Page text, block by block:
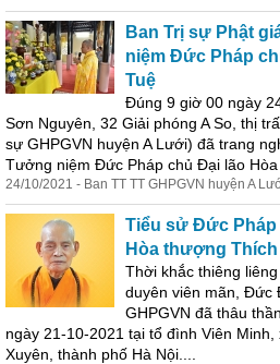
Ban Trị sự Phật
niệm Đức Pháp
Tuệ
Đúng 9 giờ 00 ngày
Sơn Nguyên, 32 Giải phóng A So, thị
sự GHPGVN huyện A Lưới) đã trang
Tưởng niệm Đức Pháp chủ Đại lão Hòa
24/10/2021 - Ban TT TT GHPGVN huyện A
Tiểu sử Đức Pháp
Hòa thượng Thích
Thời khắc thiêng
duyên viên mãn, Đức
GHPGVN đã thâu
ngày 21-10-2021 tại tổ đình Viên
Xuyên, thành phố Hà Nội....